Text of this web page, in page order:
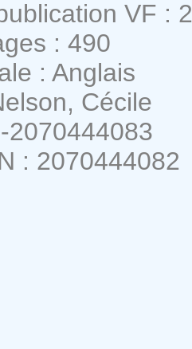
VF :
: 490
: Anglais
Cécile
2070444083
: 2070444082